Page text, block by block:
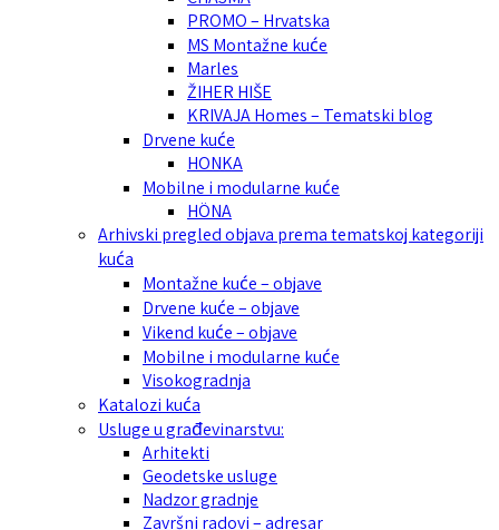
PROMO – Hrvatska
MS Montažne kuće
Marles
ŽIHER HIŠE
KRIVAJA Homes – Tematski blog
Drvene kuće
HONKA
Mobilne i modularne kuće
HÖNA
Arhivski pregled objava prema tematskoj kategoriji
kuća
Montažne kuće – objave
Drvene kuće – objave
Vikend kuće – objave
Mobilne i modularne kuće
Visokogradnja
Katalozi kuća
Usluge u građevinarstvu:
Arhitekti
Geodetske usluge
Nadzor gradnje
Završni radovi – adresar